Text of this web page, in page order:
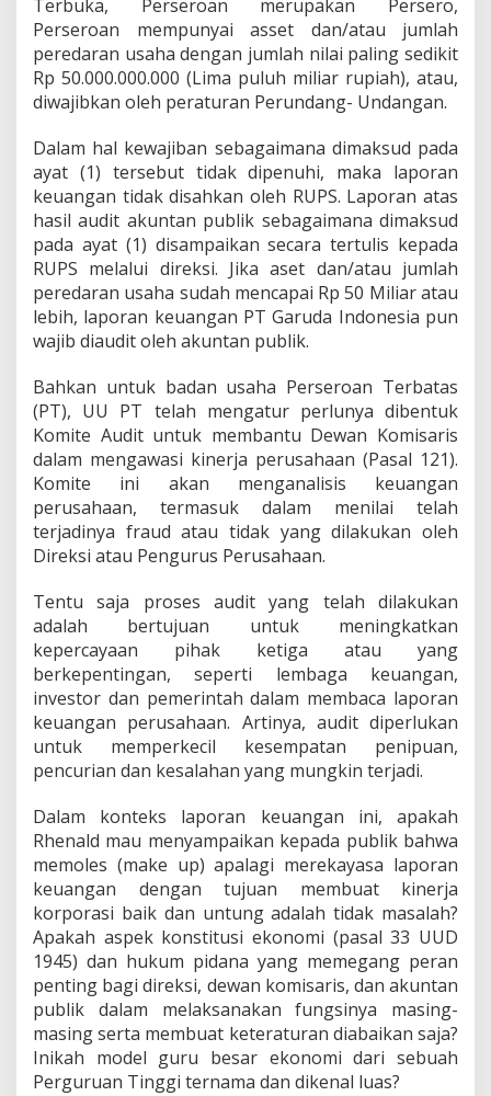
Terbuka, Perseroan merupakan Persero,
Perseroan mempunyai asset dan/atau jumlah
peredaran usaha dengan jumlah nilai paling sedikit
Rp 50.000.000.000 (Lima puluh miliar rupiah), atau,
diwajibkan oleh peraturan Perundang- Undangan.
Dalam hal kewajiban sebagaimana dimaksud pada
ayat (1) tersebut tidak dipenuhi, maka laporan
keuangan tidak disahkan oleh RUPS. Laporan atas
hasil audit akuntan publik sebagaimana dimaksud
pada ayat (1) disampaikan secara tertulis kepada
RUPS melalui direksi. Jika aset dan/atau jumlah
peredaran usaha sudah mencapai Rp 50 Miliar atau
lebih, laporan keuangan PT Garuda Indonesia pun
wajib diaudit oleh akuntan publik.
Bahkan untuk badan usaha Perseroan Terbatas
(PT), UU PT telah mengatur perlunya dibentuk
Komite Audit untuk membantu Dewan Komisaris
dalam mengawasi kinerja perusahaan (Pasal 121).
Komite ini akan menganalisis keuangan
perusahaan, termasuk dalam menilai telah
terjadinya fraud atau tidak yang dilakukan oleh
Direksi atau Pengurus Perusahaan.
Tentu saja proses audit yang telah dilakukan
adalah bertujuan untuk meningkatkan
kepercayaan pihak ketiga atau yang
berkepentingan, seperti lembaga keuangan,
investor dan pemerintah dalam membaca laporan
keuangan perusahaan. Artinya, audit diperlukan
untuk memperkecil kesempatan penipuan,
pencurian dan kesalahan yang mungkin terjadi.
Dalam konteks laporan keuangan ini, apakah
Rhenald mau menyampaikan kepada publik bahwa
memoles (make up) apalagi merekayasa laporan
keuangan dengan tujuan membuat kinerja
korporasi baik dan untung adalah tidak masalah?
Apakah aspek konstitusi ekonomi (pasal 33 UUD
1945) dan hukum pidana yang memegang peran
penting bagi direksi, dewan komisaris, dan akuntan
publik dalam melaksanakan fungsinya masing-
masing serta membuat keteraturan diabaikan saja?
Inikah model guru besar ekonomi dari sebuah
Perguruan Tinggi ternama dan dikenal luas?